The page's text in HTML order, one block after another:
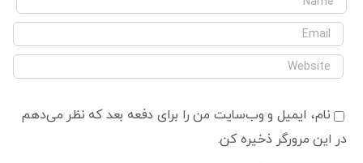
نام، ایمیل و وب‌سایت من را برای دفعه بعد که نظر می‌دهم
در این مرورگر ذخیره کن.